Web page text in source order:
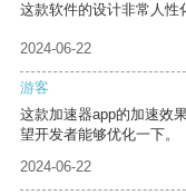
这款软件的设计非常人性
2024-06-22
游客
这款加速器app的加速效
望开发者能够优化一下。
2024-06-22